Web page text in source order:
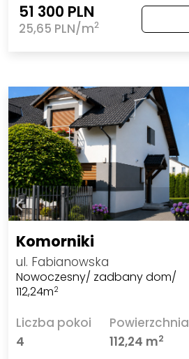
51 300 PLN
25,65 PLN/m2
Komorniki
ul. Fabianowska
Nowoczesny/ zadbany dom/
112,24m2
Liczba pokoi
4
Powierzchnia
112,24 m2